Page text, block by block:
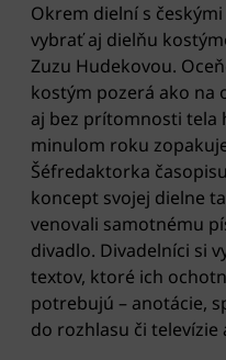
Okrem dielní s
vybrať aj dielňu
Zuzu Hudekovou.
kostým pozerá ako
aj bez prítomnosti tela
minulom roku
Šéfredaktorka
koncept svojej dielne
venovali samotnému
divadlo. Divadelníci si
textov, ktoré ich
potrebujú – anotácie,
do rozhlasu či